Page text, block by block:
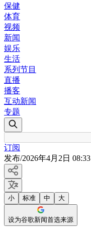
保健
体育
视频
新闻
娱乐
生活
系列节目
直播
播客
互动新闻
专题
订阅
发布/2026年4月2日 08:33
小 标准 中 大
设为谷歌新闻首选来源